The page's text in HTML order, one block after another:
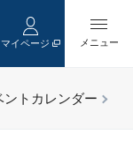
マイページ